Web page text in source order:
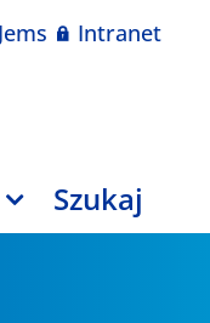
Jems Intranet
Szukaj